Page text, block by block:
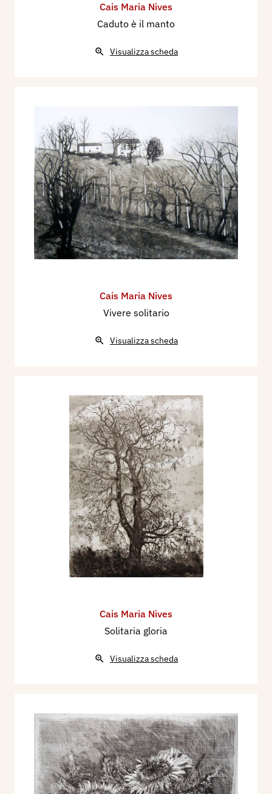
Cais Maria Nives
Caduto è il manto
Visualizza scheda
Cais Maria Nives
Vivere solitario
Visualizza scheda
Cais Maria Nives
Solitaria gloria
Visualizza scheda